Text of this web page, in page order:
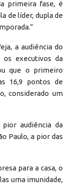
primeira fase, é
de líder, dupla de
a audiência do
executivos da
que o primeiro
16,9 pontos de
considerado um
audiência da
Paulo, a pior das
para a casa, o
uma imunidade,